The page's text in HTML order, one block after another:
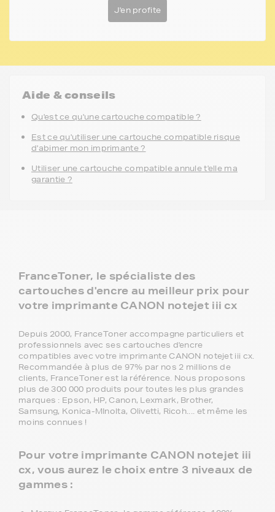
J'en profite
Aide & conseils
Qu'est ce qu'une cartouche compatible ?
Est ce qu'utiliser une cartouche compatible risque
d'abimer mon imprimante ?
Utiliser une cartouche compatible annule t'elle ma
garantie ?
FranceToner, le spécialiste des
cartouches d'encre au meilleur prix pour
votre imprimante CANON notejet iii cx
Depuis 2000, FranceToner accompagne particuliers et
professionnels avec ses cartouches d'encre
compatibles avec votre imprimante CANON notejet iii cx.
Recommandée à plus de 97% par nos 2 millions de
clients, FranceToner est la référence. Nous proposons
plus de 300 000 produits pour toutes les plus grandes
marques : Epson, HP, Canon, Lexmark, Brother,
Samsung, Konica-MInolta, Olivetti, Ricoh.... et même les
moins connues !
Pour votre imprimante CANON notejet iii
cx, vous aurez le choix entre 3 niveaux de
gammes :